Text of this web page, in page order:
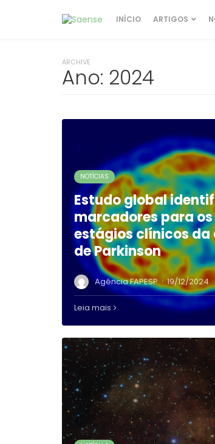
INÍCIO ARTIGOS
ARCHIVE
Ano: 2024
NOTÍCIAS
Estudo global
marcadores para
estágios clínicos da
de Parkinson
Agência FAPESP · 19/12/2024
Leia mais